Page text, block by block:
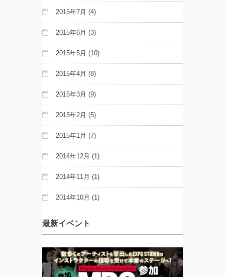
2015年7月 (4)
2015年6月 (3)
2015年5月 (10)
2015年4月 (8)
2015年3月 (9)
2015年2月 (5)
2015年1月 (7)
2014年12月 (1)
2014年11月 (1)
2014年10月 (1)
最新イベント